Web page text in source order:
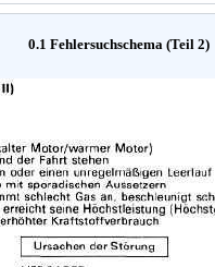
0.1 Fehlersuchschema (Teil 2)